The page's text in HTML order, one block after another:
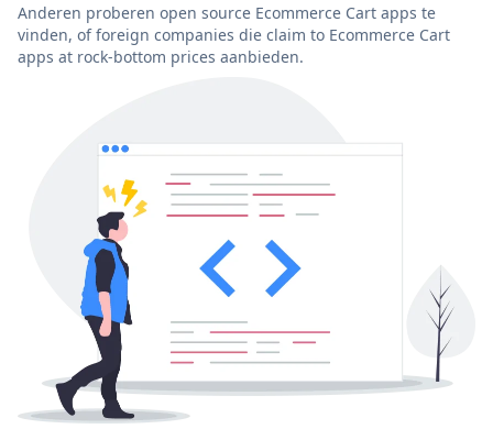
Anderen proberen open source Ecommerce Cart apps te
vinden, of foreign companies die claim to Ecommerce Cart
apps at rock-bottom prices aanbieden.